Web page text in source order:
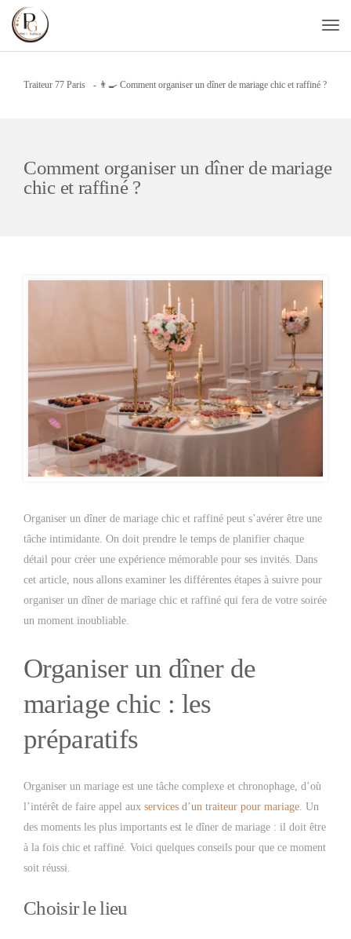
Traiteur 77 Paris - 👨‍🍳 Comment organiser un dîner de mariage chic et raffiné ?
Comment organiser un dîner de mariage
chic et raffiné ?
Organiser un dîner de mariage chic et raffiné peut s’avérer être une
tâche intimidante. On doit prendre le temps de planifier chaque
détail pour créer une expérience mémorable pour ses invités. Dans
cet article, nous allons examiner les différentes étapes à suivre pour
organiser un dîner de mariage chic et raffiné qui fera de votre soirée
un moment inoubliable.
Organiser un dîner de
mariage chic : les
préparatifs
Organiser un mariage est une tâche complexe et chronophage, d’où
l’intérêt de faire appel aux services d’un traiteur pour mariage. Un
des moments les plus importants est le dîner de mariage : il doit être
à la fois chic et raffiné. Voici quelques conseils pour que ce moment
soit réussi.
Choisir le lieu